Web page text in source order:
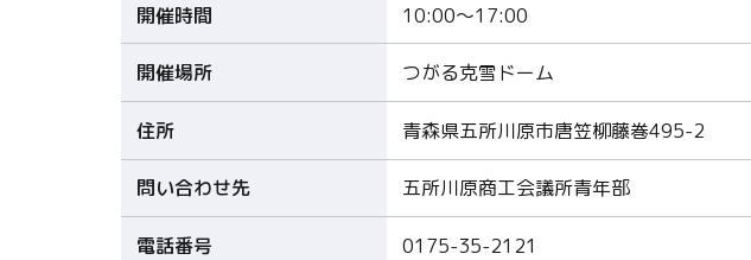
開催時間 10:00〜17:00
開催場所 つがる克雪ドーム
住所 青森県五所川原市唐笠柳藤巻495-2
問い合わせ先 五所川原商工会議所青年部
電話番号 0175-35-2121